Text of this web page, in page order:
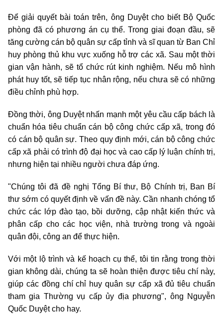
Để giải quyết bài toán trên, ông Duyệt cho biết Bộ Quốc
phòng đã có phương án cụ thể. Trong giai đoạn đầu, sẽ
tăng cường cán bộ quân sự cấp tỉnh và sĩ quan từ Ban Chỉ
huy phòng thủ khu vực xuống hỗ trợ các xã. Sau một thời
gian vận hành, sẽ tổ chức rút kinh nghiệm. Nếu mô hình
phát huy tốt, sẽ tiếp tục nhân rộng, nếu chưa sẽ có những
điều chỉnh phù hợp.
Đồng thời, ông Duyệt nhấn mạnh một yêu cầu cấp bách là
chuẩn hóa tiêu chuẩn cán bộ công chức cấp xã, trong đó
có cán bộ quân sự. Theo quy định mới, cán bộ công chức
cấp xã phải có trình độ đại học và cao cấp lý luận chính trị,
nhưng hiện tại nhiều người chưa đáp ứng.
"Chúng tôi đã đề nghị Tổng Bí thư, Bộ Chính trị, Ban Bí
thư sớm có quyết định về vấn đề này. Cần nhanh chóng tổ
chức các lớp đào tạo, bồi dưỡng, cập nhật kiến thức và
phân cấp cho các học viện, nhà trường trong và ngoài
quân đội, công an để thực hiện.
Với một lộ trình và kế hoạch cụ thể, tôi tin rằng trong thời
gian không dài, chúng ta sẽ hoàn thiện được tiêu chí này,
giúp các đồng chí chỉ huy quân sự cấp xã đủ tiêu chuẩn
tham gia Thường vụ cấp ủy địa phương", ông Nguyễn
Quốc Duyệt cho hay.